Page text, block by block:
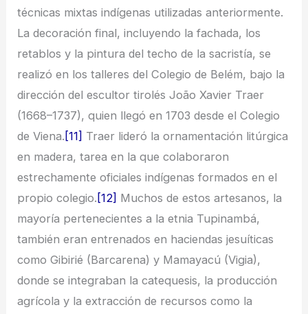
técnicas mixtas indígenas utilizadas anteriormente.
La decoración final, incluyendo la fachada, los
retablos y la pintura del techo de la sacristía, se
realizó en los talleres del Colegio de Belém, bajo la
dirección del escultor tirolés João Xavier Traer
(1668–1737), quien llegó en 1703 desde el Colegio
de Viena. [11] Traer lideró la ornamentación litúrgica
en madera, tarea en la que colaboraron
estrechamente oficiales indígenas formados en el
propio colegio. [12] Muchos de estos artesanos, la
mayoría pertenecientes a la etnia Tupinambá,
también eran entrenados en haciendas jesuíticas
como Gibirié (Barcarena) y Mamayacú (Vigia),
donde se integraban la catequesis, la producción
agrícola y la extracción de recursos como la